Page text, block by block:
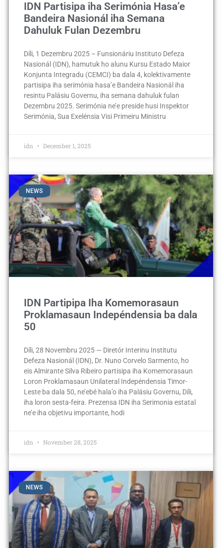
IDN Partisipa iha Serimónia Hasa’e
Bandeira Nasionál iha Semana
Dahuluk Fulan Dezembru
Díli, 1 Dezembru 2025 – Funsionáriu Instituto Defeza
Nasionál (IDN), hamutuk ho alunu Kursu Estado Maior
Konjunta Integradu (CEMCI) ba dala 4, kolektivamente
partisipa iha serimónia hasa’e Bandeira Nasionál iha
resintu Palásiu Governu, iha semana dahuluk fulan
Dezembru 2025. Serimónia ne’e preside husi Inspektor
Serimónia, Sua Exelénsia Visi Primeiru Ministru
idn December 1, 2025
NEWS
IDN Partipipa Iha Komemorasaun
Proklamasaun Indepéndensia ba dala
50
Díli, 28 Novembru 2025 — Diretór Interinu Institutu
Defeza Nasionál (IDN), Dr. Nuno Corvelo Sarmento, ho
eis Almirante Silva Ribeiro partisipa iha Komemorasaun
Loron Proklamasaun Unilateral Indepéndensia Timor-
Leste ba dala 50, ne’ebé hala’o iha Palásiu Governu, Díli,
iha loron sesta-feira. Prezensa IDN iha Serimonia estatal
ne’e iha objetivu importante, hodi
idn November 28, 2025
NEWS